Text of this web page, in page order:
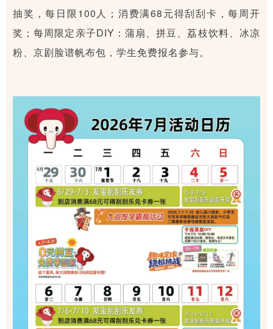
抽奖，每日限100人；消费满68元得刮刮卡，每周开
奖；每周限定亲子DIY：蒲扇、拼豆、荔枝饮料、冰凉
粉、京剧脸谱帆布包，学生免费报名参与。